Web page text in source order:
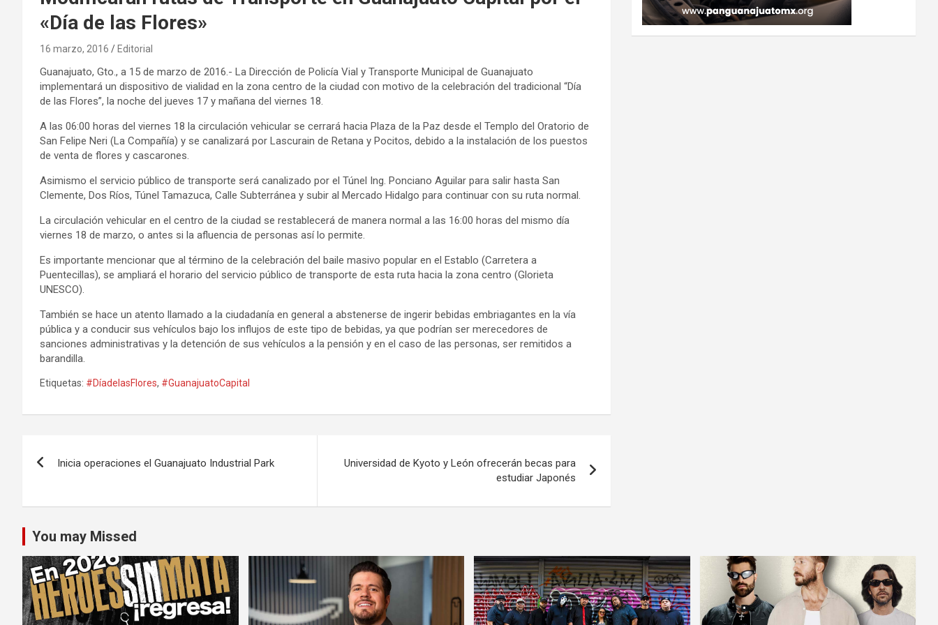
«Día de las Flores»
16 marzo, 2016 Editorial
Guanajuato, Gto., a 15 de marzo de 2016.- La Dirección de Policía Vial y Transporte Municipal de Guanajuato
implementará un dispositivo de vialidad en la zona centro de la ciudad con motivo de la celebración del tradicional “Día
de las Flores”, la noche del jueves 17 y mañana del viernes 18.
A las 06:00 horas del viernes 18 la circulación vehicular se cerrará hacia Plaza de la Paz desde el Templo del Oratorio de
San Felipe Neri (La Compañía) y se canalizará por Lascurain de Retana y Pocitos, debido a la instalación de los puestos
de venta de flores y cascarones.
Asimismo el servicio público de transporte será canalizado por el Túnel Ing. Ponciano Aguilar para salir hasta San
Clemente, Dos Ríos, Túnel Tamazuca, Calle Subterránea y subir al Mercado Hidalgo para continuar con su ruta normal.
La circulación vehicular en el centro de la ciudad se restablecerá de manera normal a las 16:00 horas del mismo día
viernes 18 de marzo, o antes si la afluencia de personas así lo permite.
Es importante mencionar que al término de la celebración del baile masivo popular en el Establo (Carretera a
Puentecillas), se ampliará el horario del servicio público de transporte de esta ruta hacia la zona centro (Glorieta
UNESCO).
También se hace un atento llamado a la ciudadanía en general a abstenerse de ingerir bebidas embriagantes en la vía
pública y a conducir sus vehículos bajo los influjos de este tipo de bebidas, ya que podrían ser merecedores de
sanciones administrativas y la detención de sus vehículos a la pensión y en el caso de las personas, ser remitidos a
barandilla.
Etiquetas: #DíadelasFlores, #GuanajuatoCapital
entradas
Inicia operaciones el Guanajuato Industrial Park
Universidad de Kyoto y León ofrecerán becas para
estudiar Japonés
You may Missed